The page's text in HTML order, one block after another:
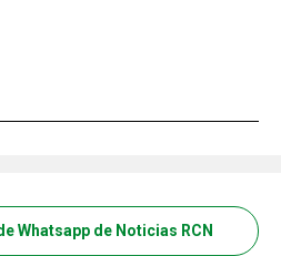
Whatsapp de Noticias RCN